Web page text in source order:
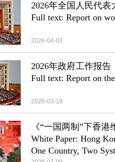
2026年全国人民代
Full text: Report on
2026-04-03
2026年政府工作报告
Full text: Report on
2026-03-19
《“一国两制”下香
White Paper: Hong
One Country, Two